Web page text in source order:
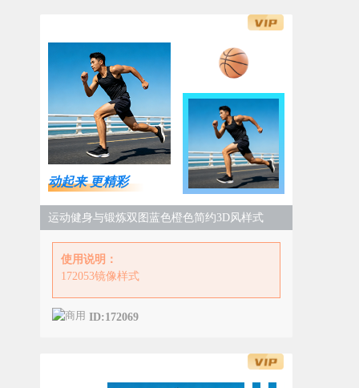
动起来 更精彩
运动健身与锻炼双图蓝色橙色简约3D风样式
使用说明：
172053镜像样式
ID:172069